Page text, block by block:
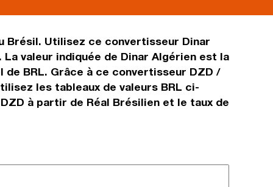
Brésil. Utilisez ce convertisseur Dinar
valeur indiquée de Dinar Algérien est la
de BRL. Grâce à ce convertisseur DZD /
les tableaux de valeurs BRL ci-
à partir de Réal Brésilien et le taux de